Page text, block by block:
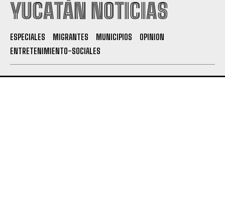
YUCATÁN NOTICIAS
ESPECIALES MIGRANTES MUNICIPIOS
OPINION
ENTRETENIMIENTO-SOCIALES